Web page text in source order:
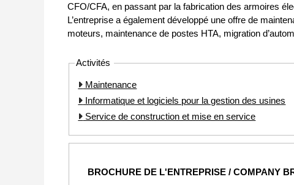
CFO/CFA, en passant par la fabrication des armoires
L’entreprise a également développé une offre de
moteurs, maintenance de postes HTA, migration
Activités
Maintenance
Informatique et logiciels pour la gestion des usines
Service de construction et mise en service
BROCHURE DE L'ENTREPRISE / COMPANY